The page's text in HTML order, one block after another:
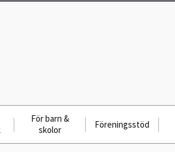
För barn &
skolor
Föreningsstöd